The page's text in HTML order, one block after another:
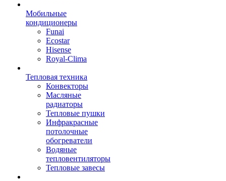
Мобильные
кондиционеры
Funai
Ecostar
Hisense
Royal-Clima
Тепловая техника
Конвекторы
Масляные
радиаторы
Тепловые пушки
Инфракрасные
потолочные
обогреватели
Водяные
тепловентиляторы
Тепловые завесы